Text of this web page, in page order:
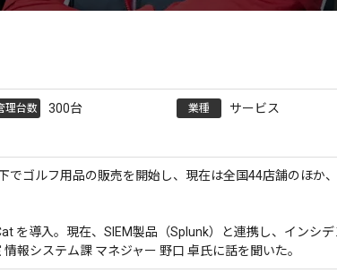
理台数 300台 業種 サービス
ゴルフ用品の販売を開始し、現在は全国44店舗のほか
を導入。現在、SIEM製品（Splunk）と連携し、インシ
報システム課 マネジャー 野口 卓氏に話を聞いた。